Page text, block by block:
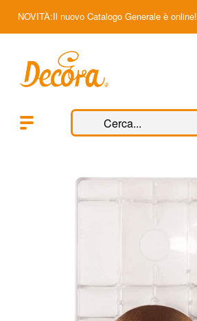
NOVITÀ:Il nuovo Catalogo Generale è online!